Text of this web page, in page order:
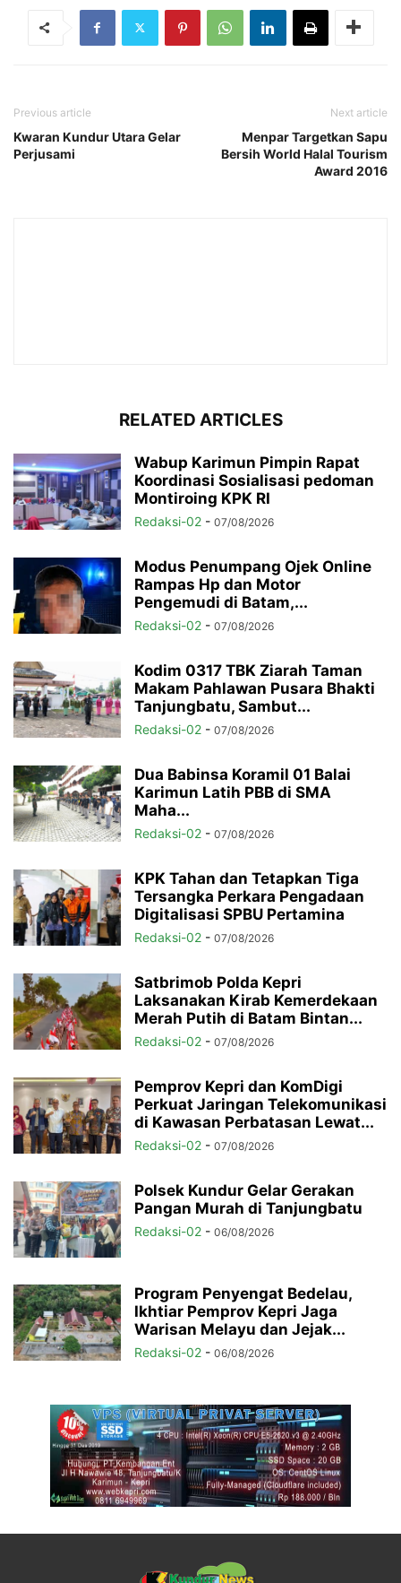
Previous article
Kwaran Kundur Utara Gelar
Perjusami
Next article
Menpar Targetkan Sapu
Bersih World Halal Tourism
Award 2016
RELATED ARTICLES
Wabup Karimun Pimpin Rapat
Koordinasi Sosialisasi pedoman
Montiroing KPK RI
Redaksi-02 - 07/08/2026
Modus Penumpang Ojek Online
Rampas Hp dan Motor
Pengemudi di Batam,...
Redaksi-02 - 07/08/2026
Kodim 0317 TBK Ziarah Taman
Makam Pahlawan Pusara Bhakti
Tanjungbatu, Sambut...
Redaksi-02 - 07/08/2026
Dua Babinsa Koramil 01 Balai
Karimun Latih PBB di SMA
Maha...
Redaksi-02 - 07/08/2026
KPK Tahan dan Tetapkan Tiga
Tersangka Perkara Pengadaan
Digitalisasi SPBU Pertamina
Redaksi-02 - 07/08/2026
Satbrimob Polda Kepri
Laksanakan Kirab Kemerdekaan
Merah Putih di Batam Bintan...
Redaksi-02 - 07/08/2026
Pemprov Kepri dan KomDigi
Perkuat Jaringan Telekomunikasi
di Kawasan Perbatasan Lewat...
Redaksi-02 - 07/08/2026
Polsek Kundur Gelar Gerakan
Pangan Murah di Tanjungbatu
Redaksi-02 - 06/08/2026
Program Penyengat Bedelau,
Ikhtiar Pemprov Kepri Jaga
Warisan Melayu dan Jejak...
Redaksi-02 - 06/08/2026